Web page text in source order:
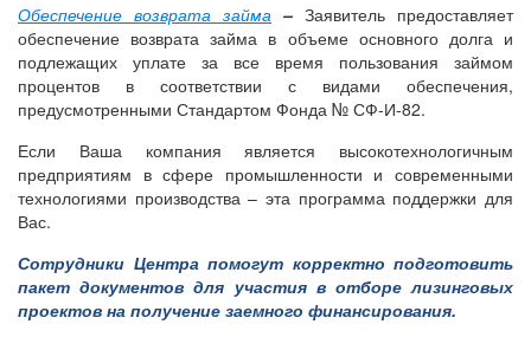
Обеспечение возврата займа – Заявитель предоставляет
обеспечение возврата займа в объеме основного долга и
подлежащих уплате за все время пользования займом
процентов в соответствии с видами обеспечения,
предусмотренными Стандартом Фонда № СФ-И-82.
Если Ваша компания является высокотехнологичным
предприятиям в сфере промышленности и современными
технологиями производства – эта программа поддержки для
Вас.
Сотрудники Центра помогут корректно подготовить
пакет документов для участия в отборелизинговых
проектов на получение заемного финансирования.